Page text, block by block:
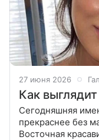
27 июня 2026
Как
Сегодняшняя
прекраснее без
Восточная